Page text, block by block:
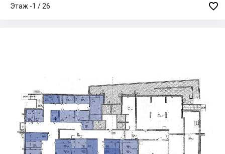
Этаж -1 / 26 